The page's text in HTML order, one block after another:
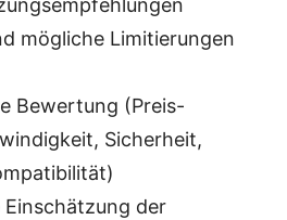
mögliche Limitierungen
Bewertung (Preis-
Sicherheit,
Einschätzung der